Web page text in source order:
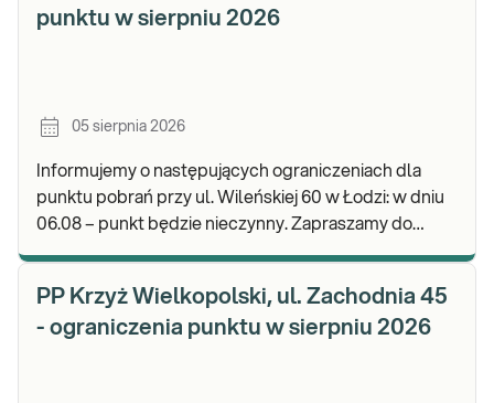
punktu w sierpniu 2026
05 sierpnia 2026
Informujemy o następujących ograniczeniach dla
punktu pobrań przy ul. Wileńskiej 60 w Łodzi: w dniu
06.08 – punkt będzie nieczynny. Zapraszamy do
PP Krzyż Wielkopolski, ul. Zachodnia 45
- ograniczenia punktu w sierpniu 2026